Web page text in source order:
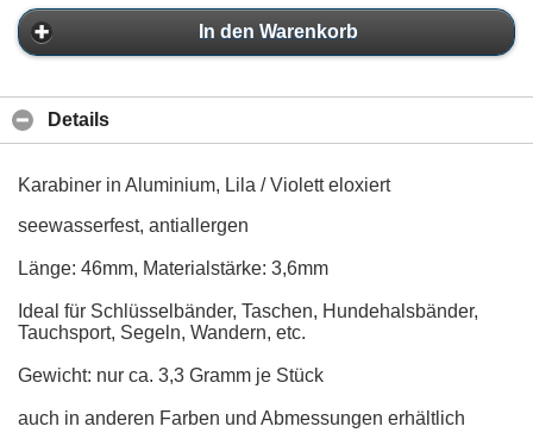
In den Warenkorb
Details
Karabiner in Aluminium, Lila / Violett eloxiert
seewasserfest, antiallergen
Länge: 46mm, Materialstärke: 3,6mm
Ideal für Schlüsselbänder, Taschen, Hundehalsbänder,
Tauchsport, Segeln, Wandern, etc.
Gewicht: nur ca. 3,3 Gramm je Stück
auch in anderen Farben und Abmessungen erhältlich